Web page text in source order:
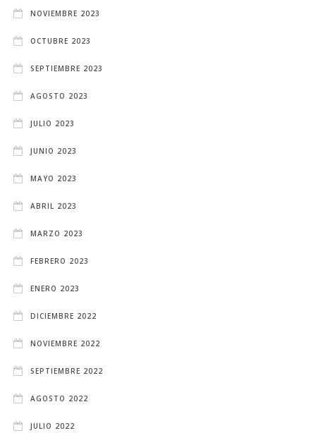
NOVIEMBRE 2023
OCTUBRE 2023
SEPTIEMBRE 2023
AGOSTO 2023
JULIO 2023
JUNIO 2023
MAYO 2023
ABRIL 2023
MARZO 2023
FEBRERO 2023
ENERO 2023
DICIEMBRE 2022
NOVIEMBRE 2022
SEPTIEMBRE 2022
AGOSTO 2022
JULIO 2022